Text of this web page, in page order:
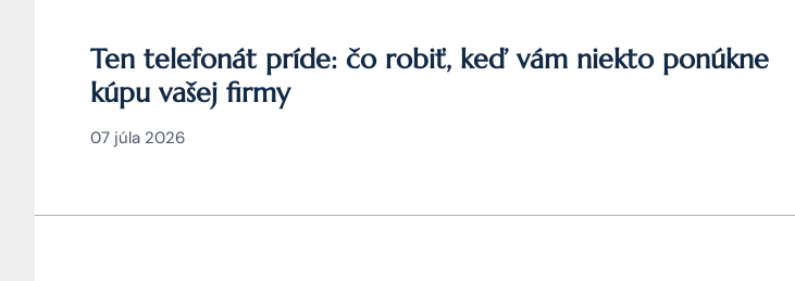
Ten telefonát príde: čo robiť, keď vám niekto ponúkne
kúpu vašej firmy
07 júla 2026